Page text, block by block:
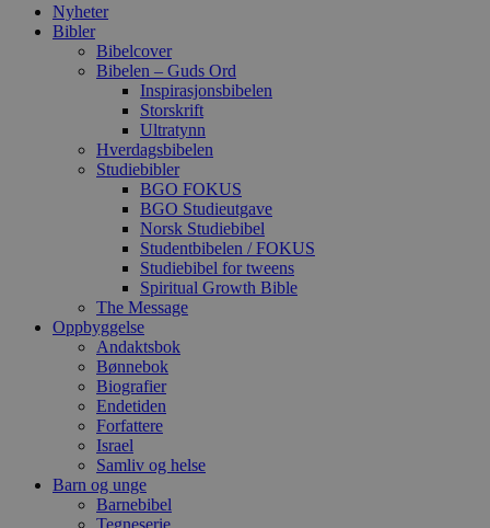
Nyheter
Bibler
Bibelcover
Bibelen – Guds Ord
Inspirasjonsbibelen
Storskrift
Ultratynn
Hverdagsbibelen
Studiebibler
BGO FOKUS
BGO Studieutgave
Norsk Studiebibel
Studentbibelen / FOKUS
Studiebibel for tweens
Spiritual Growth Bible
The Message
Oppbyggelse
Andaktsbok
Bønnebok
Biografier
Endetiden
Forfattere
Israel
Samliv og helse
Barn og unge
Barnebibel
Tegneserie